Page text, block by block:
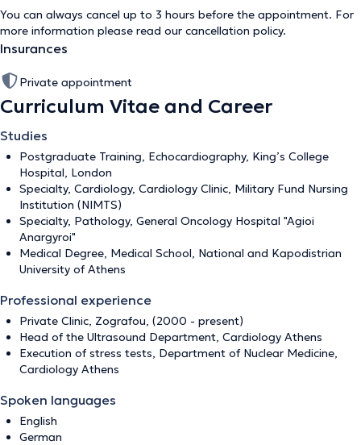
You can always cancel up to 3 hours before the appointment. For
more information please read our cancellation policy.
Insurances
Private appointment
Curriculum Vitae and Career
Studies
Postgraduate Training, Echocardiography, King’s College
Hospital, London
Specialty, Cardiology, Cardiology Clinic, Military Fund Nursing
Institution (NIMTS)
Specialty, Pathology, General Oncology Hospital "Agioi
Anargyroi"
Medical Degree, Medical School, National and Kapodistrian
University of Athens
Professional experience
Private Clinic, Zografou, (2000 - present)
Head of the Ultrasound Department, Cardiology Athens
Execution of stress tests, Department of Nuclear Medicine,
Cardiology Athens
Spoken languages
English
German